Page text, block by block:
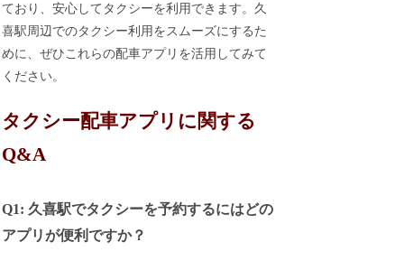
ており、安心してタクシーを利用できます。久
喜駅周辺でのタクシー利用をスムーズにするた
めに、ぜひこれらの配車アプリを活用してみて
ください。
タクシー配車アプリに関する
Q&A
Q1: 久喜駅でタクシーを予約するにはどの
アプリが便利ですか？